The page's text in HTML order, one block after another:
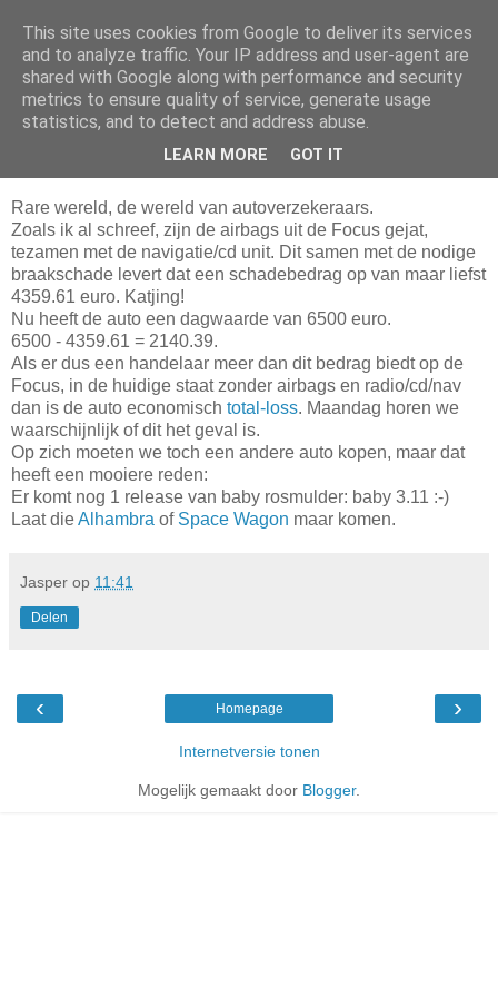
Da_Blog
You don't put a bumpersticker on a Bentley
vrijdag, mei 14, 2010
Rare wereld, de wereld van autoverzekeraars.
Zoals ik al schreef, zijn de airbags uit de Focus gejat,
tezamen met de navigatie/cd unit. Dit samen met de nodige
braakschade levert dat een schadebedrag op van maar liefst
4359.61 euro. Katjing!
Nu heeft de auto een dagwaarde van 6500 euro.
6500 - 4359.61 = 2140.39.
Als er dus een handelaar meer dan dit bedrag biedt op de
Focus, in de huidige staat zonder airbags en radio/cd/nav
dan is de auto economisch total-loss. Maandag horen we
waarschijnlijk of dit het geval is.
Op zich moeten we toch een andere auto kopen, maar dat
heeft een mooiere reden:
Er komt nog 1 release van baby rosmulder: baby 3.11 :-)
Laat dieAlhambra of Space Wagon maar komen.
Jasper op 11:41
Delen
‹ ›
Homepage
Internetversie tonen
Mogelijk gemaakt door Blogger.
This site uses cookies from Google to deliver its services
and to analyze traffic. Your IP address and user-agent are
shared with Google along with performance and security
metrics to ensure quality of service, generate usage
statistics, and to detect and address abuse.
LEARN MORE GOT IT